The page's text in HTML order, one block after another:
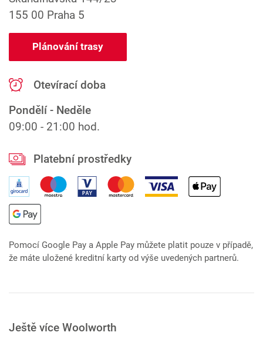
155 00 Praha 5
Plánování trasy
Otevírací doba
Pondělí - Neděle
09:00 - 21:00 hod.
Platební prostředky
Pomocí Google Pay a Apple Pay můžete platit pouze v případě,
že máte uložené kreditní karty od výše uvedených partnerů.
Ještě více Woolworth